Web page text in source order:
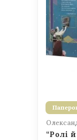
“Ролі